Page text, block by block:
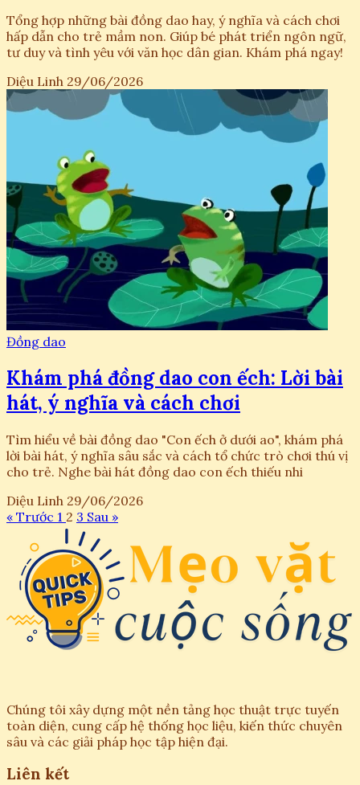
Tổng hợp những bài đồng dao hay, ý nghĩa và cách chơi
hấp dẫn cho trẻ mầm non. Giúp bé phát triển ngôn ngữ,
tư duy và tình yêu với văn học dân gian. Khám phá ngay!
Diệu Linh 29/06/2026
Đồng dao
Khám phá đồng dao con ếch: Lời bài
hát, ý nghĩa và cách chơi
Tìm hiểu về bài đồng dao "Con ếch ở dưới ao", khám phá
lời bài hát, ý nghĩa sâu sắc và cách tổ chức trò chơi thú vị
cho trẻ. Nghe bài hát đồng dao con ếch thiếu nhi
Diệu Linh 29/06/2026
« Trước 1 2 3 Sau »
Chúng tôi xây dựng một nền tảng học thuật trực tuyến
toàn diện, cung cấp hệ thống học liệu, kiến thức chuyên
sâu và các giải pháp học tập hiện đại.
Liên kết